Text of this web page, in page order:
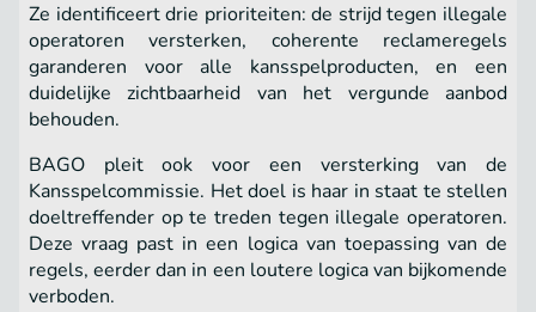
Ze identificeert drie prioriteiten: de strijd tegen illegale
operatoren versterken, coherente reclameregels
garanderen voor alle kansspelproducten, en een
duidelijke zichtbaarheid van het vergunde aanbod
behouden.
BAGO pleit ook voor een versterking van de
Kansspelcommissie. Het doel is haar in staat te stellen
doeltreffender op te treden tegen illegale operatoren.
Deze vraag past in een logica van toepassing van de
regels, eerder dan in een loutere logica van bijkomende
verboden.